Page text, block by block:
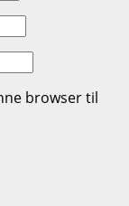
browser til